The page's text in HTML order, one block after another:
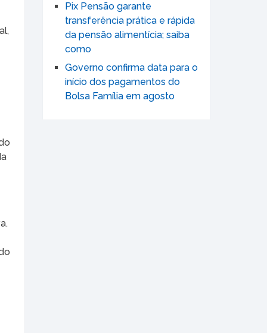
Pix Pensão garante
transferência prática e rápida
da pensão alimentícia; saiba
como
Governo confirma data para o
início dos pagamentos do
Bolsa Família em agosto